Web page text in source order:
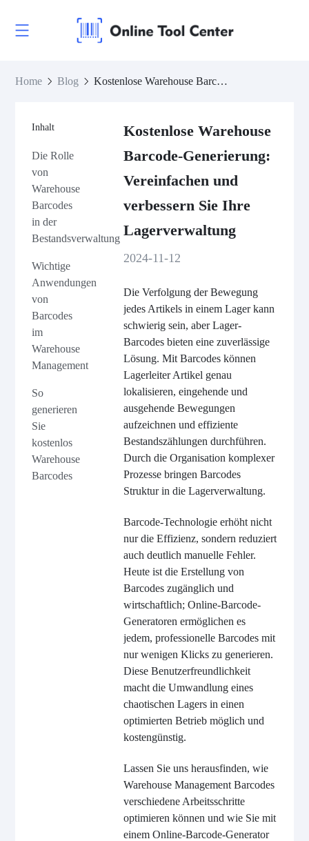
Home Blog Kostenlose Warehouse Barcode-Generierung: Vereinfachen und verbessern Sie Ihre Lagerverwaltung
Inhalt
Die Rolle
von
Warehouse
Barcodes
in der
Bestandsverwaltung
Wichtige
Anwendungen
von
Barcodes
im
Warehouse
Management
So
generieren
Sie
kostenlos
Warehouse
Barcodes
Kostenlose Warehouse
Barcode-Generierung:
Vereinfachen und
verbessern Sie Ihre
Lagerverwaltung
2024-11-12
Die Verfolgung der Bewegung
jedes Artikels in einem Lager kann
schwierig sein, aber Lager-
Barcodes bieten eine zuverlässige
Lösung. Mit Barcodes können
Lagerleiter Artikel genau
lokalisieren, eingehende und
ausgehende Bewegungen
aufzeichnen und effiziente
Bestandszählungen durchführen.
Durch die Organisation komplexer
Prozesse bringen Barcodes
Struktur in die Lagerverwaltung.
Barcode-Technologie erhöht nicht
nur die Effizienz, sondern reduziert
auch deutlich manuelle Fehler.
Heute ist die Erstellung von
Barcodes zugänglich und
wirtschaftlich; Online-Barcode-
Generatoren ermöglichen es
jedem, professionelle Barcodes mit
nur wenigen Klicks zu generieren.
Diese Benutzerfreundlichkeit
macht die Umwandlung eines
chaotischen Lagers in einen
optimierten Betrieb möglich und
kostengünstig.
Lassen Sie uns herausfinden, wie
Warehouse Management Barcodes
verschiedene Arbeitsschritte
optimieren können und wie Sie mit
einem Online-Barcode-Generator